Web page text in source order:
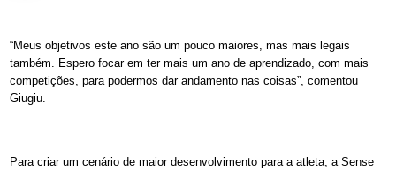
“Meus objetivos este ano são um pouco maiores, mas mais legais
também. Espero focar em ter mais um ano de aprendizado, com mais
competições, para podermos dar andamento nas coisas”, comentou
Giugiu.
Para criar um cenário de maior desenvolvimento para a atleta, a Sense